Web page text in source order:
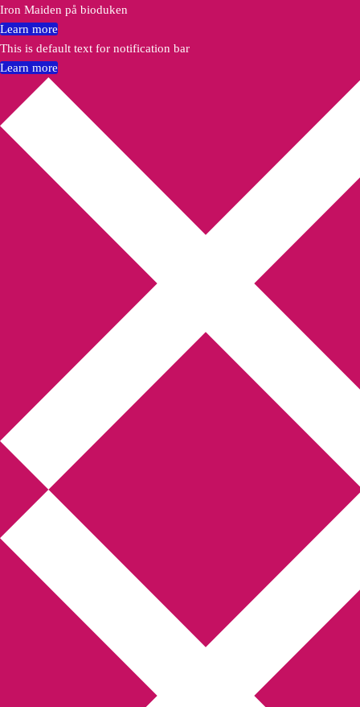
Annikas litteratur-
och kulturblogg
Deckare, kriminalromaner, thrillers
Hem Författarfemman
Webbshop Amazon
Bokbloggsjerka Bloggmaraton
Iron Maiden på bioduken
Learn more
This is default text for notification bar
Learn more